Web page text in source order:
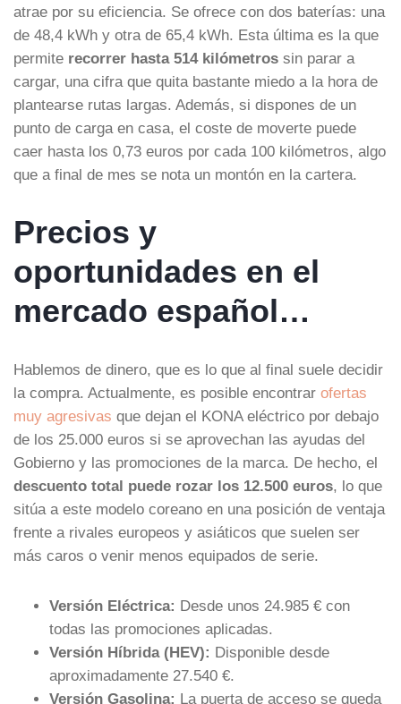
atrae por su eficiencia. Se ofrece con dos baterías: una
de 48,4 kWh y otra de 65,4 kWh. Esta última es la que
permite recorrer hasta 514 kilómetros sin parar a
cargar, una cifra que quita bastante miedo a la hora de
plantearse rutas largas. Además, si dispones de un
punto de carga en casa, el coste de moverte puede
caer hasta los 0,73 euros por cada 100 kilómetros, algo
que a final de mes se nota un montón en la cartera.
Precios y
oportunidades en el
mercado español…
Hablemos de dinero, que es lo que al final suele decidir
la compra. Actualmente, es posible encontrar ofertas
muy agresivas que dejan el KONA eléctrico por debajo
de los 25.000 euros si se aprovechan las ayudas del
Gobierno y las promociones de la marca. De hecho, el
descuento total puede rozar los 12.500 euros, lo que
sitúa a este modelo coreano en una posición de ventaja
frente a rivales europeos y asiáticos que suelen ser
más caros o venir menos equipados de serie.
Versión Eléctrica: Desde unos 24.985 € con
todas las promociones aplicadas.
Versión Híbrida (HEV): Disponible desde
aproximadamente 27.540 €.
Versión Gasolina: La puerta de acceso se queda